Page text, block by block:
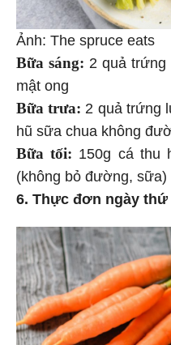
Ảnh: The spruce eats
Bữa sáng: 2 quả trứng
mật ong
Bữa trưa: 2 quả trứng
hũ sữa chua không
Bữa tối: 150g cá thu
(không bỏ đường, sữa)
6. Thực đơn ngày thứ